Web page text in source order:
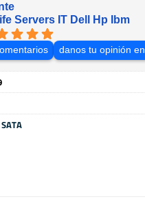
Servers IT Dell Hp Ibm
danos tu opinión en